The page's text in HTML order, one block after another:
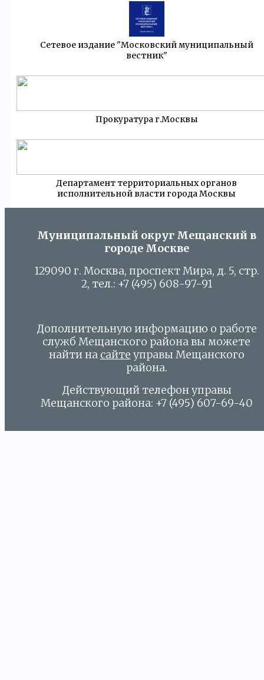
Сетевое издание "Московский муниципальный
вестник"
Прокуратура г.Москвы
Департамент территориальных органов
исполнительной власти города Москвы
Муниципальный округ Мещанский в
городе Москве
129090 г. Москва, проспект Мира, д. 5, стр.
2, тел.: +7 (495) 608-97-91
Дополнительную информацию о работе
служб Мещанского района вы можете
найти на сайте управы Мещанского
района.
Действующий телефон управы
Мещанского района: +7 (495) 607-69-40